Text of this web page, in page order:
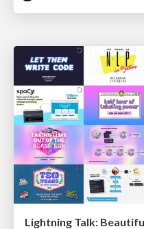
Lightning Talk: